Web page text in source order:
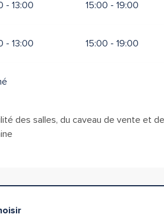
- 13:00 15:00 - 19:00
- 13:00 15:00 - 19:00
des salles, du caveau de vente et